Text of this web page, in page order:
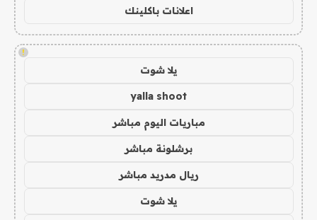
اعلانات باكلينك
!
يلا شوت
yalla shoot
مباريات اليوم مباشر
برشلونة مباشر
ريال مدريد مباشر
يلا شوت